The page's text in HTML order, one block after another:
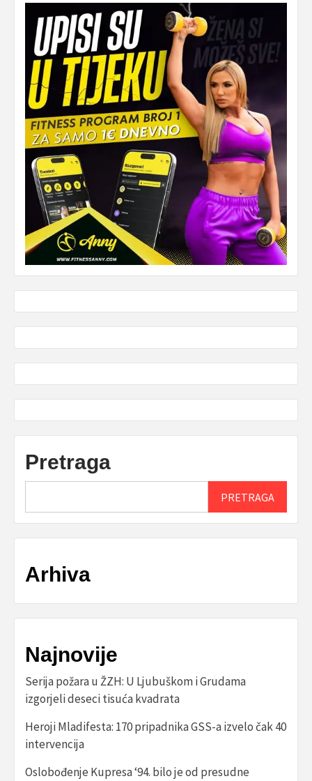
Pretraga
PRETRAGA
Arhiva
Najnovije
Serija požara u ŽZH: U Ljubuškom i Grudama
izgorjeli deseci tisuća kvadrata
Heroji Mladifesta: 170 pripadnika GSS-a izvelo čak 40
intervencija
Oslobođenje Kupresa ‘94. bilo je od presudne